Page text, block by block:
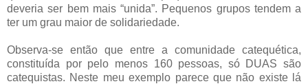
deveria ser bem mais “unida”. Pequenos grupos tendem a
ter um grau maior de solidariedade.
Observa-se então que entre a comunidade catequética,
constituída por pelo menos 160 pessoas, só DUAS são
catequistas. Neste meu exemplo parece que não existe lá